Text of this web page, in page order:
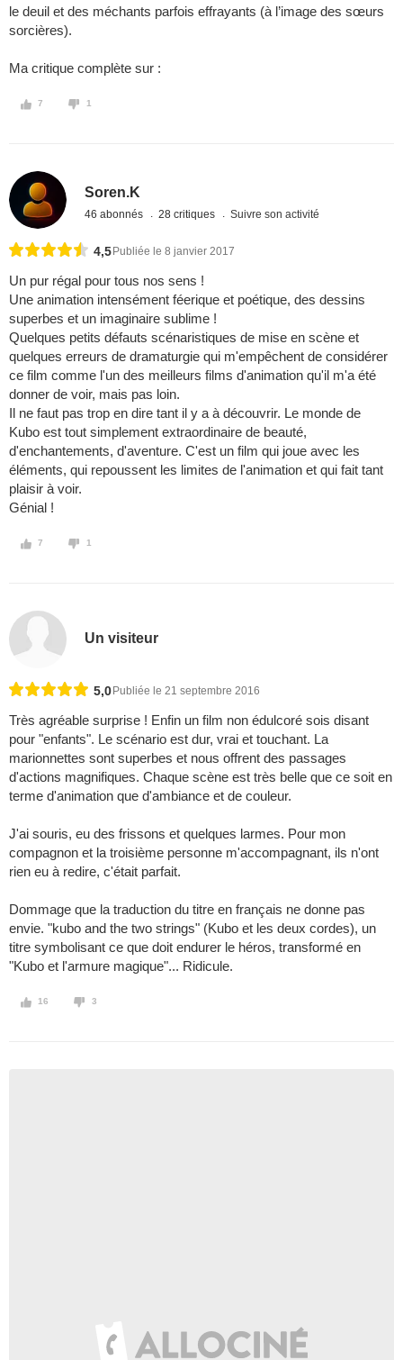
le deuil et des méchants parfois effrayants (à l’image des sœurs
sorcières).
Ma critique complète sur :
7 1
Soren.K
46 abonnés 28 critiques Suivre son activité
4,5 Publiée le 8 janvier 2017
Un pur régal pour tous nos sens !
Une animation intensément féerique et poétique, des dessins
superbes et un imaginaire sublime !
Quelques petits défauts scénaristiques de mise en scène et
quelques erreurs de dramaturgie qui m'empêchent de considérer
ce film comme l'un des meilleurs films d'animation qu'il m'a été
donner de voir, mais pas loin.
Il ne faut pas trop en dire tant il y a à découvrir. Le monde de
Kubo est tout simplement extraordinaire de beauté,
d'enchantements, d'aventure. C'est un film qui joue avec les
éléments, qui repoussent les limites de l'animation et qui fait tant
plaisir à voir.
Génial !
7 1
Un visiteur
5,0 Publiée le 21 septembre 2016
Très agréable surprise ! Enfin un film non édulcoré sois disant
pour "enfants". Le scénario est dur, vrai et touchant. La
marionnettes sont superbes et nous offrent des passages
d'actions magnifiques. Chaque scène est très belle que ce soit en
terme d'animation que d'ambiance et de couleur.
J'ai souris, eu des frissons et quelques larmes. Pour mon
compagnon et la troisième personne m'accompagnant, ils n'ont
rien eu à redire, c'était parfait.
Dommage que la traduction du titre en français ne donne pas
envie. "kubo and the two strings" (Kubo et les deux cordes), un
titre symbolisant ce que doit endurer le héros, transformé en
"Kubo et l'armure magique"... Ridicule.
16 3